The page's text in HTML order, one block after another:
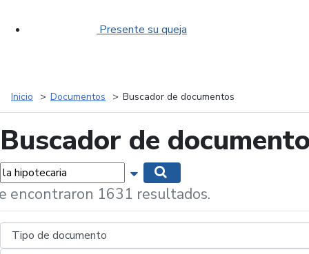
Presente su queja
Inicio Documentos Buscador de documentos
Buscador de
Mostrar opciones de búsqueda
encontraron 1631 resultados.